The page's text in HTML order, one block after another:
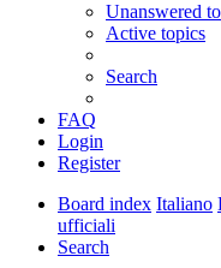
Unanswered
Active topics
Search
FAQ
Login
Register
Board index Italiano
ufficiali
Search